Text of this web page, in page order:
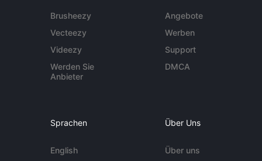
Brusheezy
Vecteezy
Videezy
Werden Sie
Anbieter
Angebote
Werben
Support
DMCA
Sprachen
English
Über Uns
Über uns